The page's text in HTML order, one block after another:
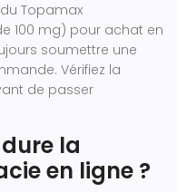
Topamax
100 mg) pour achat en
soumettre une
Vérifiez la
de passer
la
en ligne ?